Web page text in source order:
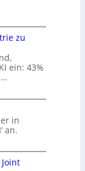
zu
ein: 43%
in
an.